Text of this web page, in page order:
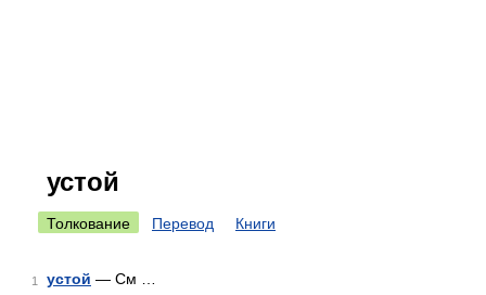
устой
Толкование Перевод Книги
1 устой — См …